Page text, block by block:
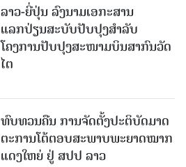
ລາວ-ຍີ່ປຸ່ນ ລົງນາມເອກະສານ
ແລກປ່ຽນສະບັບປັບປຸງສໍາລັບ
ໂຄງການປັບປຸງສະໜາມບິນສາກົນວັດ
ໄຕ
ທົບທວນຄືນ ການຈັດຕັ້ງປະຕິບັດມາດ
ຕະການໂຕ້ຕອບສະພາບພະຍາດໝາກ
ແດງໃຫຍ່ ຢູ່ ສປປ ລາວ